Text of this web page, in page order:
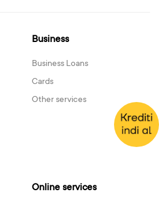
Business
Business Loans
Cards
Other services
Online services